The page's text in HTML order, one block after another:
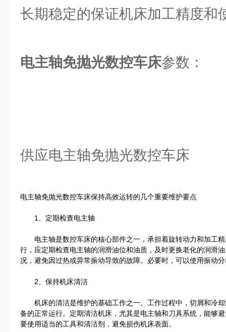
长期稳定的保证机床加工精度和
电主轴免抛光数控车床参数：
供应电主轴免抛光数控车床
电主轴免抛光数控车床保持高效运转的几个重要维护要点
1、定期检查电主轴
电主轴是数控车床的核心部件之一，承担着旋转动力和加工精
行，应定期检查电主轴的润滑油位和油质，及时更换老化的润滑
况，避免因过热或异常振动导致的故障。必要时，可以使用振动
2、保持机床清洁
机床的清洁是维护的基础工作之一。工作过程中，切屑和冷却
备的正常运行。定期清洁机床，尤其是电主轴和刀具系统，能够
要使用适当的工具和清洁剂，避免损伤机床表面。